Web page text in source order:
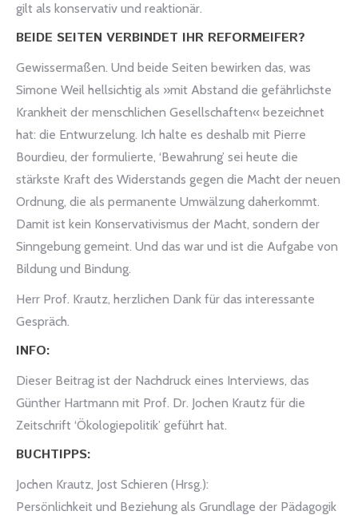
gilt als konservativ und reaktionär.
BEIDE SEITEN VERBINDET IHR REFORMEIFER?
Gewissermaßen. Und beide Seiten bewirken das, was
Simone Weil hellsichtig als »mit Abstand die gefährlichste
Krankheit der menschlichen Gesellschaften« bezeichnet
hat: die Entwurzelung. Ich halte es deshalb mit Pierre
Bourdieu, der formulierte, ‘Bewahrung’ sei heute die
stärkste Kraft des Widerstands gegen die Macht der neuen
Ordnung, die als permanente Umwälzung daherkommt.
Damit ist kein Konservativismus der Macht, sondern der
Sinngebung gemeint. Und das war und ist die Aufgabe von
Bildung und Bindung.
Herr Prof. Krautz, herzlichen Dank für das interessante
Gespräch.
INFO:
Dieser Beitrag ist der Nachdruck eines Interviews, das
Günther Hartmann mit Prof. Dr. Jochen Krautz für die
Zeitschrift ‘Ökologiepolitik’ geführt hat.
BUCHTIPPS:
Jochen Krautz, Jost Schieren (Hrsg.):
Persönlichkeit und Beziehung als Grundlage der Pädagogik